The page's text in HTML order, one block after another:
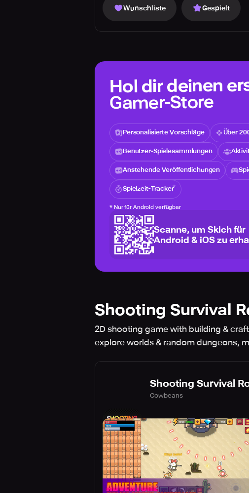
Wunschliste Gespielt
Hol dir deinen
Gamer-Store
Personalisierte Vorschläge Über
Benutzer-Spielesammlungen
Anstehende Veröffentlichungen
Spielzeit-Tracker
* Nur für Android verfügbar
Scanne, um Skich für
Android & iOS zu
Shooting Survival
2D shooting game with building &
explore worlds & random dungeons,
Shooting Survival
Cowbeans